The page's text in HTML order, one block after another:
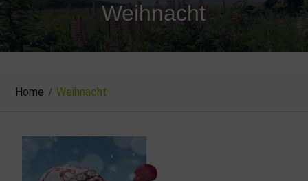
Weihnacht
Home Weihnacht